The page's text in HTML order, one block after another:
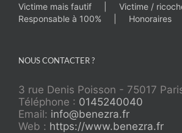
Victime mais fautif
Victime /
Responsable à 100%
Honoraires
NOUS CONTACTER ?
3 rue Denis Poisson - 75017
Téléphone : 0145240040
Email: info@benezra.fr
Web : https://www.benezra.fr